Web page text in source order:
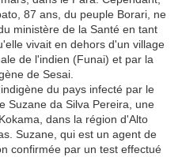
87 ans, du peuple Borari, ne
ministère de la Santé en tant
vivait en dehors d'un village
de l'indien (Funai) et par la
de Sesai.
du pays infecté par le
Suzane da Silva Pereira, une
dans la région d'Alto
Suzane, qui est un agent de
confirmée par un test effectué